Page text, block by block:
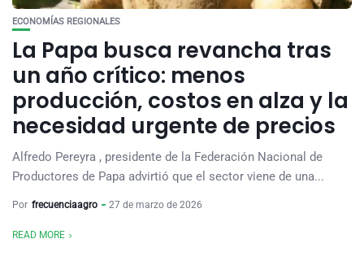
ECONOMÍAS REGIONALES
La Papa busca revancha tras
un año crítico: menos
producción, costos en alza y la
necesidad urgente de precios
Alfredo Pereyra , presidente de la Federación Nacional de
Productores de Papa advirtió que el sector viene de una...
Por frecuenciaagro 27 de marzo de 2026
READ MORE